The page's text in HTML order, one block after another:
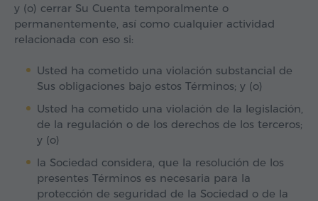
y (o) cerrar Su Cuenta temporalmente o
permanentemente, así como cualquier actividad
relacionada con eso si:
Usted ha cometido una violación substancial de
Sus obligaciones bajo estos Términos; y (o)
Usted ha cometido una violación de la legislación,
de la regulación o de los derechos de los terceros;
y (o)
la Sociedad considera, que la resolución de los
presentes Términos es necesaria para la
protección de seguridad de la Sociedad o de la